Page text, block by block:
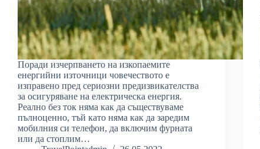
Поради изчерпването на изкопаемите
енергийни източници човечеството е
изправено пред сериозни предизвикателства
за осигуряване на електрическа енергия.
Реално без ток няма как да съществуваме
пълноценно, тъй като няма как да заредим
мобилния си телефон, да включим фурната
или да стоплим…